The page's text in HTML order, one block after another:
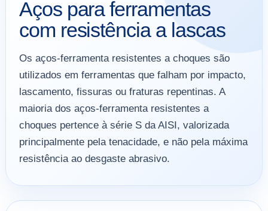
Aços para ferramentas
com resistência a lascas
Os aços-ferramenta resistentes a choques são
utilizados em ferramentas que falham por impacto,
lascamento, fissuras ou fraturas repentinas. A
maioria dos aços-ferramenta resistentes a
choques pertence à série S da AISI, valorizada
principalmente pela tenacidade, e não pela máxima
resistência ao desgaste abrasivo.